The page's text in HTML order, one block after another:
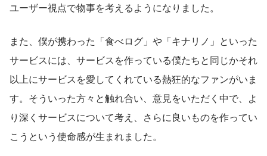
ユーザー視点で物事を考えるようになりました。
また、僕が携わった「食べログ」や「キナリノ」といった
サービスには、サービスを作っている僕たちと同じかそれ
以上にサービスを愛してくれている熱狂的なファンがいま
す。そういった方々と触れ合い、意見をいただく中で、よ
り深くサービスについて考え、さらに良いものを作ってい
こうという使命感が生まれました。